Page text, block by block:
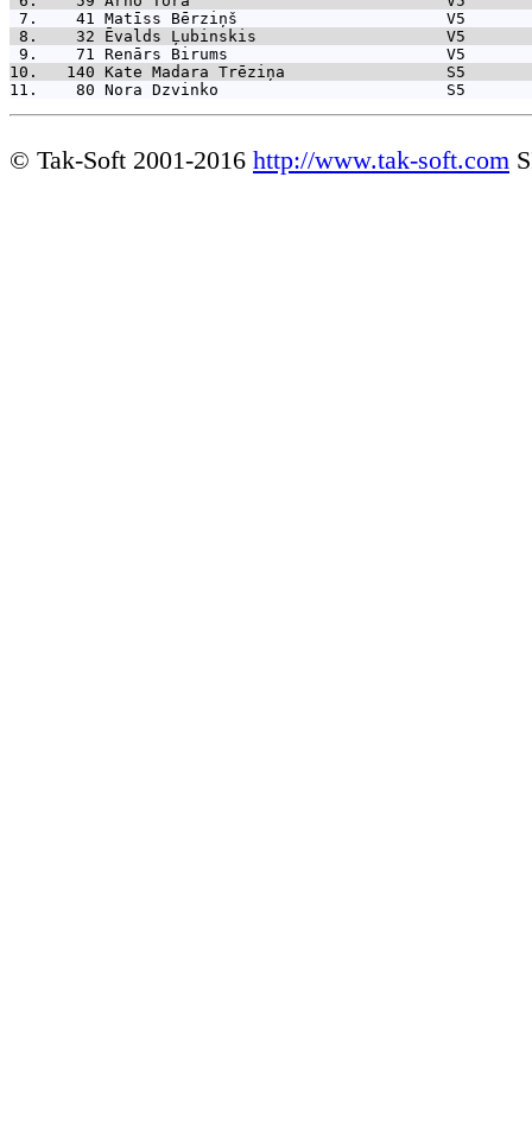
7.    41 Matīss Bērziņš                      V5
8.    32 Ēvalds Ļubinskis                    V5
9.    71 Renārs Birums                       V5
10.   140 Kate Madara Trēziņa                 S5
11.    80 Nora Dzvinko                        S5
© Tak-Soft 2001-2016 http://www.tak-soft.com